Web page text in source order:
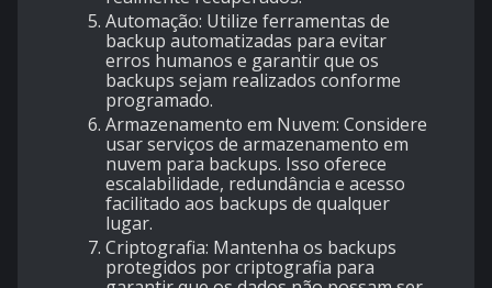
Automação: Utilize ferramentas de
backup automatizadas para evitar
erros humanos e garantir que os
backups sejam realizados conforme
programado.
Armazenamento em Nuvem: Considere
usar serviços de armazenamento em
nuvem para backups. Isso oferece
escalabilidade, redundância e acesso
facilitado aos backups de qualquer
lugar.
Criptografia: Mantenha os backups
protegidos por criptografia para